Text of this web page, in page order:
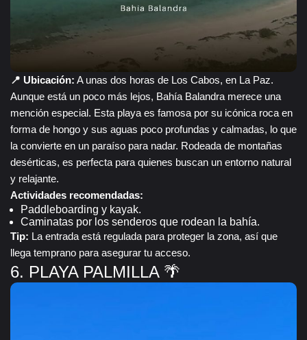
📍 Ubicación: A unas dos horas de Los Cabos, en La Paz.
Aunque está un poco más lejos, Bahía Balandra merece una
mención especial. Esta playa es famosa por su icónica roca en
forma de hongo y sus aguas poco profundas y calmadas, lo que
la convierte en un paraíso para nadar. Rodeada de montañas
desérticas, es perfecta para quienes buscan un entorno natural
y relajante.
Actividades recomendadas:
Paddleboarding y kayak.
Caminatas por los senderos que rodean la bahía.
Tip: La entrada está regulada para proteger la zona, así que
llega temprano para asegurar tu acceso.
6. PLAYA PALMILLA 🌴